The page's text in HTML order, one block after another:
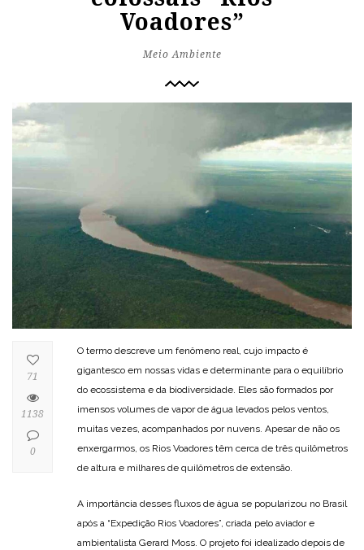
Voadores”
Meio Ambiente
O termo descreve um fenômeno real, cujo impacto é
gigantesco em nossas vidas e determinante para o equilíbrio
do ecossistema e da biodiversidade. Eles são formados por
imensos volumes de vapor de água levados pelos ventos,
muitas vezes, acompanhados por nuvens. Apesar de não os
enxergarmos, os Rios Voadores têm cerca de três quilômetros
de altura e milhares de quilômetros de extensão.
A importância desses fluxos de água se popularizou no Brasil
após a “Expedição Rios Voadores”, criada pelo aviador e
ambientalista Gerard Moss. O projeto foi idealizado depois de
71
1138
0